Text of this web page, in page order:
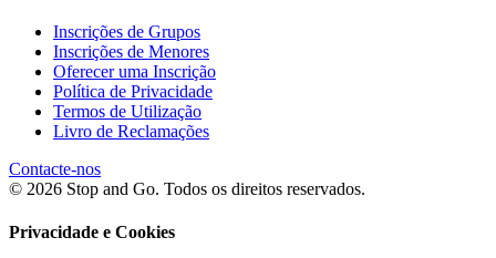
Inscrições de Grupos
Inscrições de Menores
Oferecer uma Inscrição
Política de Privacidade
Termos de Utilização
Livro de Reclamações
Contacte-nos
© 2026 Stop and Go. Todos os direitos reservados.
Privacidade e Cookies